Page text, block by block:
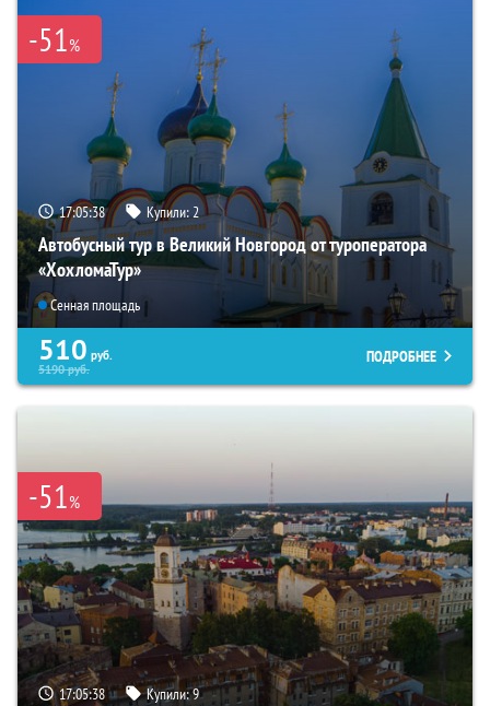
-51%
17:05:36 Купили:2
Автобусный тур в Великий Новгород от туроператора
«ХохломаТур»
Сенная площадь
510 руб.
5190руб.
ПОДРОБНЕЕ
-51%
17:05:36 Купили:9